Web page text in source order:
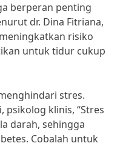
berperan penting
dr. Dina Fitriana,
risiko
untuk tidur cukup
stres.
psikolog klinis, “Stres
darah, sehingga
Cobalah untuk